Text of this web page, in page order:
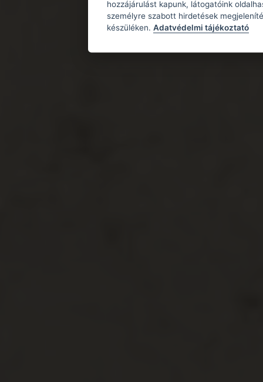
hozzájárulást kapunk, látogatóink
személyre szabott hirdetések
készüléken. Adatvédelmi tájékoztató